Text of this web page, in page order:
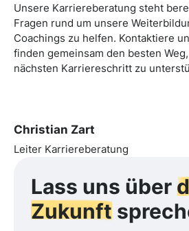
Unsere Karriereberatung steht
Fragen rund um unsere
Coachings zu helfen. Kontaktiere
finden gemeinsam den besten
nächsten Karriereschritt zu
Christian Zart
Leiter Karriereberatung
Lass uns über
Zukunft